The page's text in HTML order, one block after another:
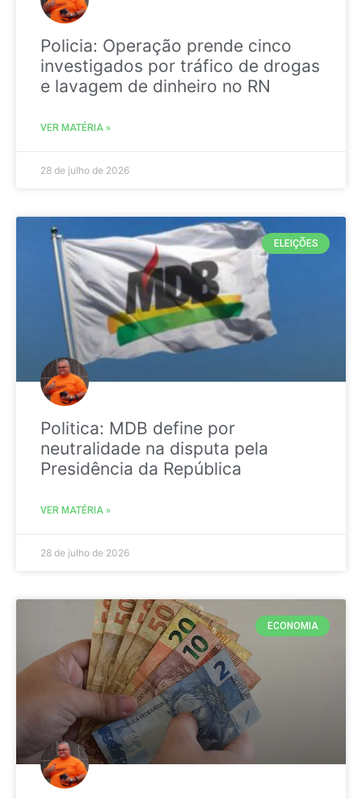
Policia: Operação prende cinco
investigados por tráfico de drogas
e lavagem de dinheiro no RN
VER MATÉRIA »
28 de julho de 2026
ELEIÇÕES
Politica: MDB define por
neutralidade na disputa pela
Presidência da República
VER MATÉRIA »
28 de julho de 2026
ECONOMIA